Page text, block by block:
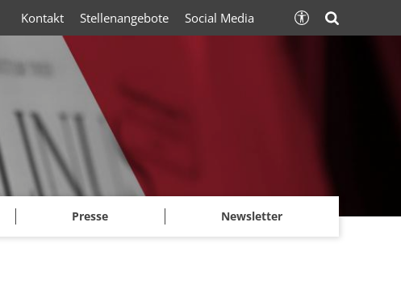
Presse Newsletter
Kontakt Stellenangebote Social Media